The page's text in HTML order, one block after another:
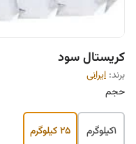
کریستال سود
برند: ایرانی
حجم
۱کیلوگرم ۲۵ کیلوگرم